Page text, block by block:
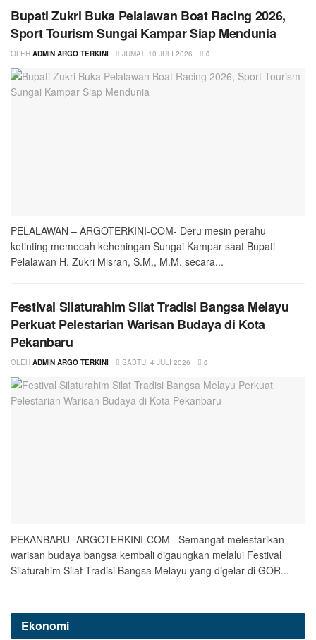
Bupati Zukri Buka Pelalawan Boat Racing 2026,
Sport Tourism Sungai Kampar Siap Mendunia
OLEH ADMIN ARGO TERKINI JUMAT, 10 JULI 2026 0
PELALAWAN – ARGOTERKINI-COM- Deru mesin perahu
ketinting memecah keheningan Sungai Kampar saat Bupati
Pelalawan H. Zukri Misran, S.M., M.M. secara...
Festival Silaturahim Silat Tradisi Bangsa Melayu
Perkuat Pelestarian Warisan Budaya di Kota
Pekanbaru
OLEH ADMIN ARGO TERKINI SABTU, 4 JULI 2026 0
PEKANBARU- ARGOTERKINI-COM– Semangat melestarikan
warisan budaya bangsa kembali digaungkan melalui Festival
Silaturahim Silat Tradisi Bangsa Melayu yang digelar di GOR...
Ekonomi